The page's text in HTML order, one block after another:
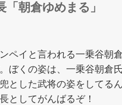
朝倉ゆめまる」
ペイと言われる一乗谷朝
ぼくの姿は、一乗谷朝倉
とした武将の姿をしてる
としてがんばるぞ！